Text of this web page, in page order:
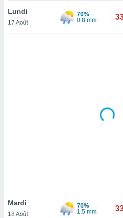
de
pas
de
Lundi
17 Août
70%
0.8 mm
Mardi
18 Août
70%
1.5 mm